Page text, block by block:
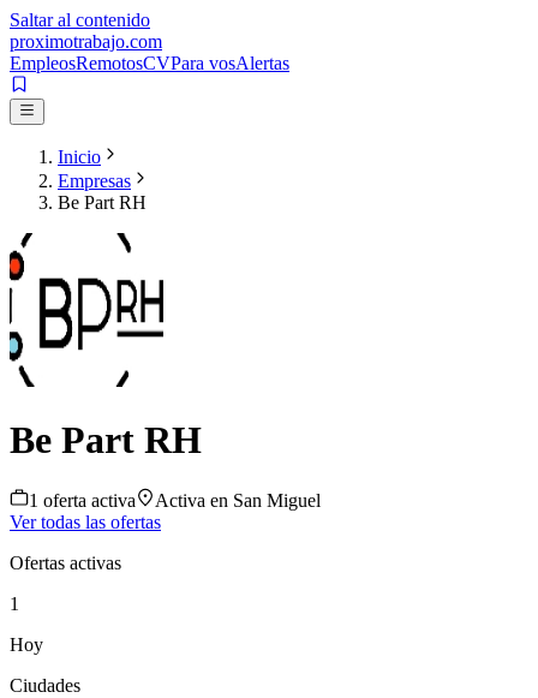
Saltar al contenido
proximotrabajo.com
EmpleosRemotosCVPara vosAlertas
Inicio
Empresas
Be Part RH
Be Part RH
1 oferta activa Activa en San Miguel
Ver todas las ofertas
Ofertas activas
1
Hoy
Ciudades